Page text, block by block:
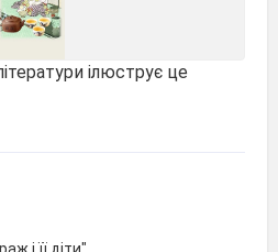
ілюструє це